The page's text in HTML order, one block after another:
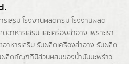
เสริม โรงงานผลิตครีม โรงงานผลิต
ตอาหารเสริม และเครื่องสำอาง เพราะเรา
าหารเสริม รับผลิตเครื่องสำอาง รับผลิต
นผลิตภัณฑ์ที่มีส่วนผสมของน้ำมันมะพร้าว